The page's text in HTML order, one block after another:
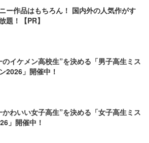
ー作品はもちろん！ 国内外の人気作がす
題！【PR】
のイケメン高校生”を決める「男子高生ミス
2026」開催中！
かわいい女子高生”を決める「女子高生ミス
」開催中！